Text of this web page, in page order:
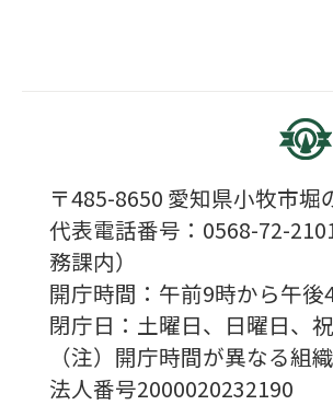
〒485-8650 愛知県小牧市
代表電話番号：0568-72-
務課内）
開庁時間：午前9時から午
閉庁日：土曜日、日曜日、
（注）開庁時間が異なる組
法人番号2000020232190